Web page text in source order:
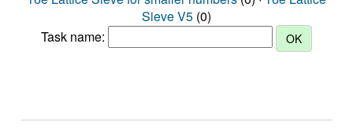
Sieve V5 (0)
Task name: